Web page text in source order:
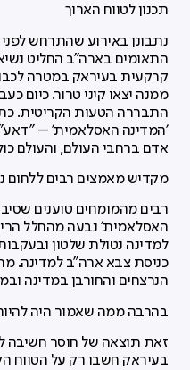
תכנון לטווח הארוך
נתבונן באירוע שהתרחש
התאומים בארה"ב החליט
קרקעית בעיראק במטרה
התבררה הטעות הקריטית.
'המדינה האסלאמית' –
אדם ברחבי העולם, והעולם
מקדיש מאמצים רבים ללחום
רבים מהמומחים טוענים
האסלאמית' נבעה מהחלל
למדינה נטולת שלטון
כניסת צבא ארה"ב למדינה.
הנרצחים והחורבן במדינה
בהרבה ממה שאמור היה
זאת תוצאה של חוסר חשיבה
בעיראק חשבו רק על הטווח